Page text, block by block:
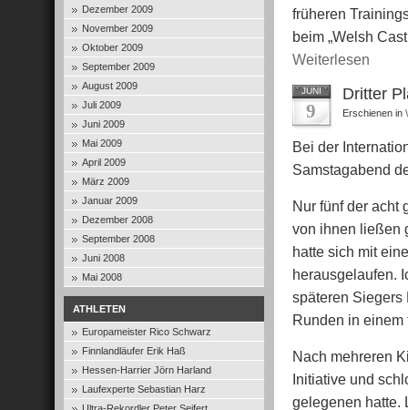
Dezember 2009
November 2009
Oktober 2009
September 2009
August 2009
Juli 2009
Juni 2009
Mai 2009
April 2009
März 2009
Januar 2009
Dezember 2008
September 2008
Juni 2008
Mai 2008
ATHLETEN
Europameister Rico Schwarz
Finnlandläufer Erik Haß
Hessen-Harrier Jörn Harland
Laufexperte Sebastian Harz
früheren
beim „Welsh
Weiterlesen
JUNI
9
Dritter
Erschienen in
Bei der
Samstagabend
Nur fünf der acht
von ihnen ließen
hatte sich mit
herausgelaufen.
späteren Siegers
Runden in einem
Nach mehreren
Initiative und
gelegenen hatte.